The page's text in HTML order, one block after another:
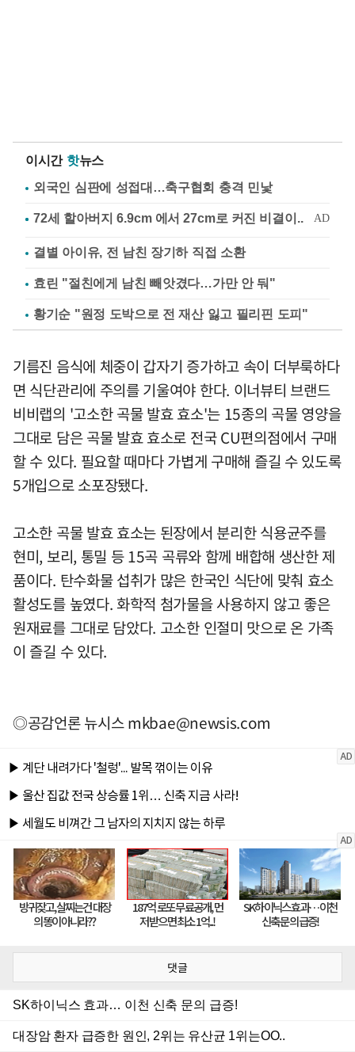
이시간 핫뉴스
외국인 심판에 성접대…축구협회 충격 민낯
결별 아이유, 전 남친 장기하 직접 소환
효린 "절친에게 남친 빼앗겼다…가만 안 둬"
황기순 "원정 도박으로 전 재산 잃고 필리핀 도피"
기름진 음식에 체중이 갑자기 증가하고 속이 더부룩하다
면 식단관리에 주의를 기울여야 한다. 이너뷰티 브랜드
비비랩의 '고소한 곡물 발효 효소'는 15종의 곡물 영양을
그대로 담은 곡물 발효 효소로 전국 CU편의점에서 구매
할 수 있다. 필요할 때마다 가볍게 구매해 즐길 수 있도록
5개입으로 소포장됐다.
고소한 곡물 발효 효소는 된장에서 분리한 식용균주를
현미, 보리, 통밀 등 15곡 곡류와 함께 배합해 생산한 제
품이다. 탄수화물 섭취가 많은 한국인 식단에 맞춰 효소
활성도를 높였다. 화학적 첨가물을 사용하지 않고 좋은
원재료를 그대로 담았다. 고소한 인절미 맛으로 온 가족
이 즐길 수 있다.
◎공감언론 뉴시스mkbae@newsis.com
댓글